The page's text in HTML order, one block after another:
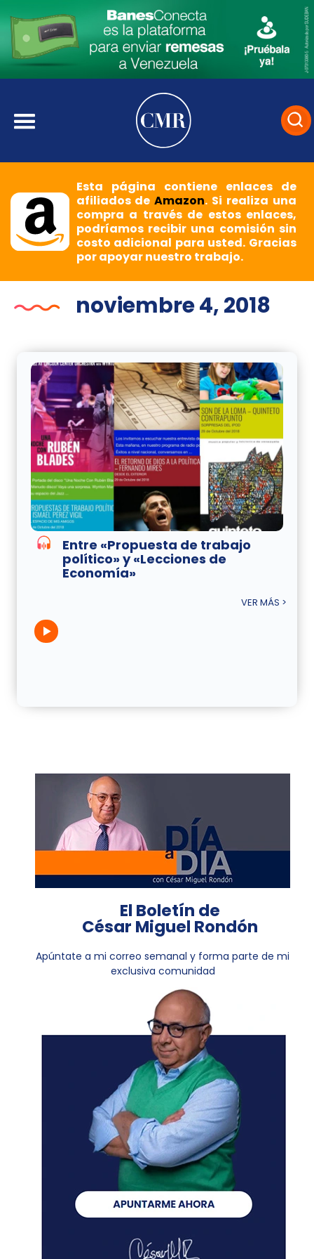
Esta página contiene enlaces de
afiliados deAmazon. Si realiza una
compra a través de estos enlaces,
podríamos recibir una comisión sin
costo adicional para usted. Gracias
por apoyar nuestro trabajo.
noviembre 4, 2018
Entre «Propuesta de trabajo
político» y «Lecciones de
Economía»
VER MÁS >
El Boletín de
César Miguel Rondón
Apúntate a mi correo semanal y forma parte de mi
exclusiva comunidad